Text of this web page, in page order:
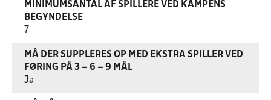
MINIMUMSANTAL AF SPILLERE VED KAMPENS
BEGYNDELSE
7
MÅ DER SUPPLERES OP MED EKSTRA SPILLER VED
FØRING PÅ 3 – 6 – 9 MÅL
Ja